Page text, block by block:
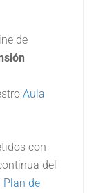
de
Aula
con
del
Plan de